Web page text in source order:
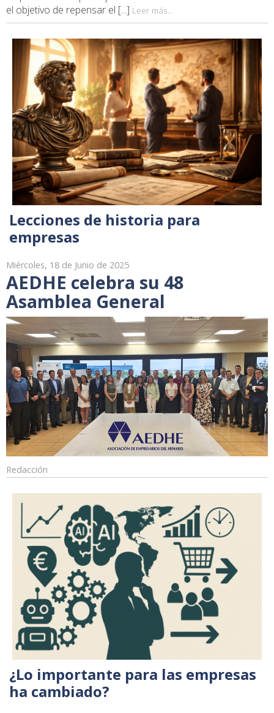
el objetivo de repensar el [...] Leer más...
Lecciones de historia para
empresas
Miércoles, 18 de Junio de 2025
AEDHE celebra su 48
Asamblea General
Redacción
¿Lo importante para las empresas
ha cambiado?